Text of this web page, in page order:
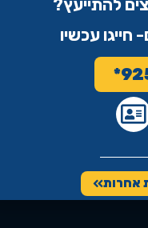
חג עם
להתייעץ?
עכשיו
אחרות